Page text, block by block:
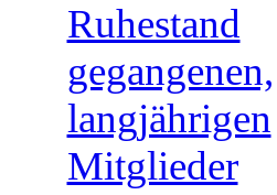
Ruhestand
gegangenen,
langjährigen
Mitglieder